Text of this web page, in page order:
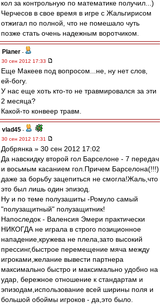
кол за контрольную по математике получил...)
Черчесов в свое время в игре с Жальгирисом
отжигал по полной, что не помешало чуть
позже стать очень надежным воротчиком.
Planer -
30 сен 2012 17:33
Еще Макеев под вопросом...не, ну нет слов,
ей-богу.
У нас еще хоть кто-то не травмировался за эти
2 месяца?
Какой-то конвеер травм.
vlad45 -
30 сен 2012 17:31
Добрянка » 30 сен 2012 17:02
Да навскидку второй гол Барселоне - 7 передач
и восьмым касанием гол.Причем Барселона(!!!)
даже за борьбу зацепиться не смогла!Жаль,что
это был лишь один эпизод.
Ну и по теме полузашиты -Ромуло самый
"полузащитный" полузащитник!
Напоследок - Валенсия Эмери практически
НИКОГДА не играла в строго позиционное
нападение,кружева не плела,зато высокий
прессинг,быстрое перемещение мяча между
игроками,желание вывести партнера
максимально быстро и максимально удобно на
удар, бережное отношение к стандартам и
эпизодам,использование всей ширины поля и
большой обоймы игроков - да,это было.